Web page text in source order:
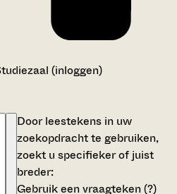
(inloggen)
Door leestekens in uw
zoekopdracht te gebruiken,
zoekt u specifieker of juist
breder:
Gebruik eenvraagteken (?)